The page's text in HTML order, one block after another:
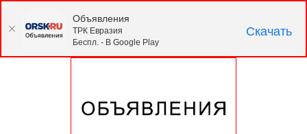
Объявления
ТРК Евразия
Беспл. - В Google Play
Скачать